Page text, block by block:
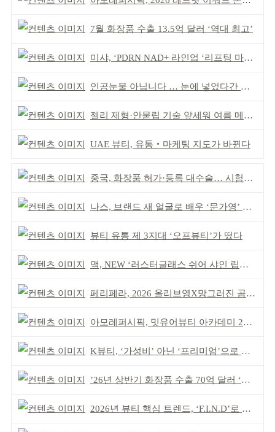
7월 화장품 수출 13.5억 달러 ‘역대 최고’
미샤, ‘PDRN NAD+ 라인업 ‘리프팅 마스크’ 출시
인공눈물 아닙니다 … 눈에 넣었다간 각막 손상
젤리 제형·안묻립 기술 앞세워 여름 메이크업 시장 공략
UAE 뷰티, 유통‧마케팅 지도가 바뀐다
중국, 화장품 허가·등록 대수술… 시험자료 공용 허용
나스, 브랜드 새 얼굴로 배우 ‘문가영’ 발탁
뷰티 유통 제 3지대 ‘오프뷰티’가 떴다
맥, NEW ‘러스터글래스 쉬어 샤인 립스틱’ 출시
페리페라, 2026 올리브영X망그러진 곰 콜라보
아모레퍼시픽, 밋유어뷰티 아카데미 2기 발대식
K뷰티, ‘가성비’ 아닌 ‘프리미엄’으로 승부걸어야
’26년 상반기 화장품 수출 70억 달러 ‘역대 최고’
2026년 뷰티 핵심 트렌드, ‘F.I.N.D’로 읽는다